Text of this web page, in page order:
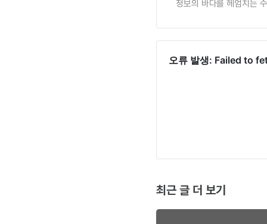
정보의 바다를 헤엄치는
최근 글 더 보기